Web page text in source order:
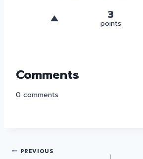
3
points
Comments
0 comments
PREVIOUS